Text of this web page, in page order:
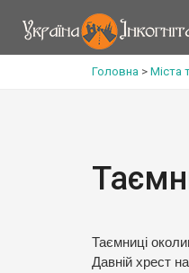
Головна > Міста
Таємниці
Давній хрест